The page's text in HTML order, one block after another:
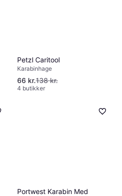
Petzl Caritool
Karabinhage
66 kr.138 kr.
4 butikker
Portwest Karabin Med